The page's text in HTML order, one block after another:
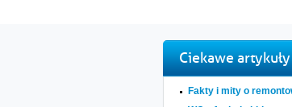
Ciekawe artykuły
Fakty i mity o